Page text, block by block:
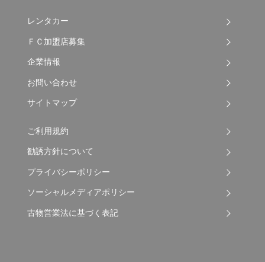
レンタカー
ＦＣ加盟店募集
企業情報
お問い合わせ
サイトマップ
ご利用規約
勧誘方針について
プライバシーポリシー
ソーシャルメディアポリシー
古物営業法に基づく表記